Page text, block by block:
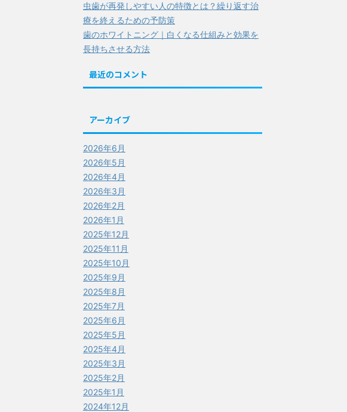
虫歯が再発しやすい人の特徴とは？繰り返す治
療を終えるための予防策
歯のホワイトニング｜白くなる仕組みと効果を
長持ちさせる方法
最近のコメント
アーカイブ
2026年6月
2026年5月
2026年4月
2026年3月
2026年2月
2026年1月
2025年12月
2025年11月
2025年10月
2025年9月
2025年8月
2025年7月
2025年6月
2025年5月
2025年4月
2025年3月
2025年2月
2025年1月
2024年12月